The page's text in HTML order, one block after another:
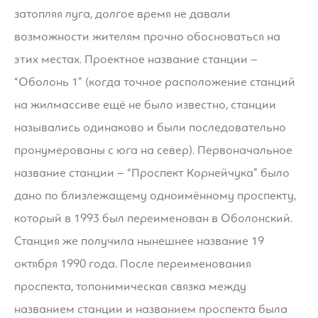
затопляя луга, долгое время не давали
возможности жителям прочно обосноваться на
этих местах. Проектное название станции –
“Оболонь 1” (когда точное расположение станций
на жилмассиве ещё не было известно, станции
назывались одинаково и были последовательно
пронумерованы с юга на север). Первоначальное
название станции – “Проспект Корнейчука” было
дано по близлежащему одноимённому проспекту,
который в 1993 был переименован в Оболонский.
Станция же получила нынешнее название 19
октября 1990 года. После переименования
проспекта, топонимическая связка между
названием станции и названием проспекта была